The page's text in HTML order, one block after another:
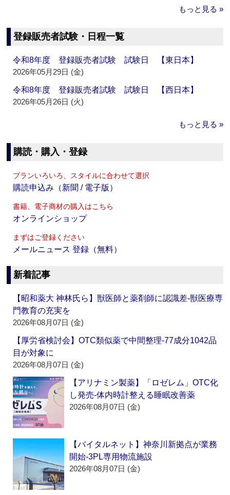
もっと見る »
登録販売者試験・日程一覧
令和8年度 登録販売者試験 試験日 【東日本】
2026年05月29日 (金)
令和8年度 登録販売者試験 試験日 【西日本】
2026年05月26日 (火)
もっと見る »
購読・購入・登録
プランいろいろ、スタイルに合わせて選択
購読申込み（新聞 / 電子版）
書籍、電子商材の購入はこちら
オンラインショップ
まずはご登録ください
メールニュース 登録（無料）
新着記事
【昭和薬大 神林氏ら】獣医師と薬剤師に認識差‐獣医療専
門教育の充実を
2026年08月07日 (金)
【厚労省検討会】OTC類似薬で中間整理‐77成分1042品
目が対象に
2026年08月07日 (金)
【アリナミン製薬】「ロゼレム」OTC化
し発売‐体内時計整える睡眠改善薬
2026年08月07日 (金)
【バイタルネット】神奈川新拠点が業務
開始‐3PL専用物流施設
2026年08月07日 (金)